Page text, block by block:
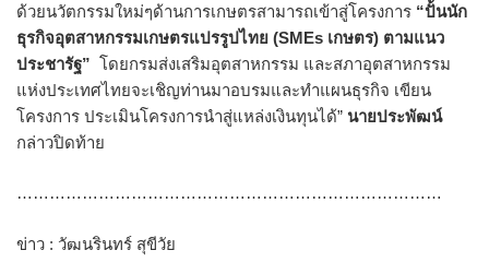
ด้วยนวัตกรรมใหม่ๆด้านการเกษตรสามารถเข้าสู่โครงการ “ปั้นนัก
ธุรกิจอุตสาหกรรมเกษตรแปรรูปไทย (SMEs เกษตร) ตามแนว
ประชารัฐ” โดยกรมส่งเสริมอุตสาหกรรม และสภาอุตสาหกรรม
แห่งประเทศไทยจะเชิญท่านมาอบรมและทำแผนธุรกิจ เขียน
โครงการ ประเมินโครงการนำสู่แหล่งเงินทุนได้” นายประพัฒน์
กล่าวปิดท้าย
……………………………………………………………………
ข่าว : วัฒนรินทร์ สุขีวัย